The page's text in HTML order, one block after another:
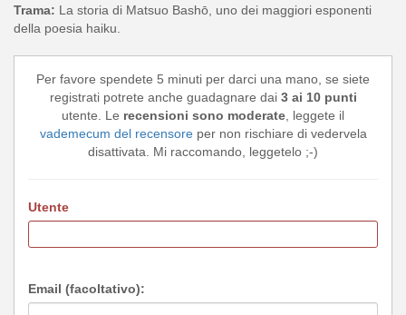
Trama: La storia di Matsuo Bashō, uno dei maggiori esponenti
della poesia haiku.
Per favore spendete 5 minuti per darci una mano, se siete
registrati potrete anche guadagnare dai 3 ai 10 punti
utente. Le recensioni sono moderate, leggete il
vademecum del recensoreper non rischiare di vedervela
disattivata. Mi raccomando, leggetelo ;-)
Utente
Email (facoltativo):